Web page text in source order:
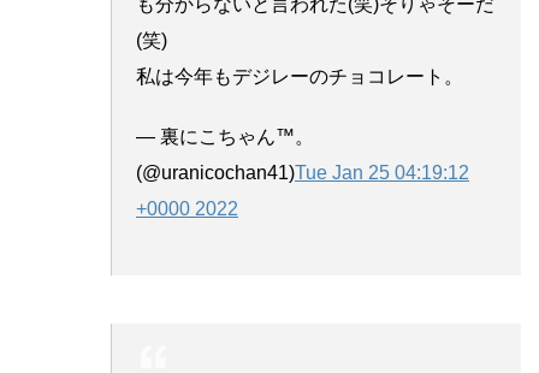
も分からないと言われた(笑)そりゃそーだ
(笑)
私は今年もデジレーのチョコレート。
— 裏にこちゃん™。
(@uranicochan41)Tue Jan 25 04:19:12
+0000 2022